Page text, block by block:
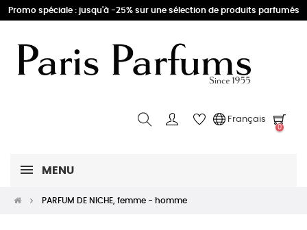
Promo spéciale : jusqu'à -25% sur une sélection de produits parfumés
Français
0
MENU
PARFUM DE NICHE, femme - homme